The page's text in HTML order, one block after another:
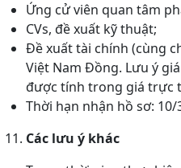
Ứng cử viên quan tâm
CVs, đề xuất kỹ thuật;
Đề xuất tài chính (cùng
Việt Nam Đồng. Lưu ý
được tính trong giá trực
Thời hạn nhận hồ sơ: 10/
Các lưu ý khác